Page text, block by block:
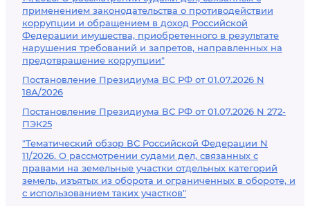
применением законодательства о противодействии
коррупции и обращением в доход Российской
Федерации имущества, приобретенного в результате
нарушения требований и запретов, направленных на
предотвращение коррупции"
Постановление Президиума ВС РФ от 01.07.2026 N
18А/2026
Постановление Президиума ВС РФ от 01.07.2026 N 272-
ПЭК25
"Тематический обзор ВС Российской Федерации N
11/2026. О рассмотрении судами дел, связанных с
правами на земельные участки отдельных категорий
земель, изъятых из оборота и ограниченных в обороте, и
с использованием таких участков"